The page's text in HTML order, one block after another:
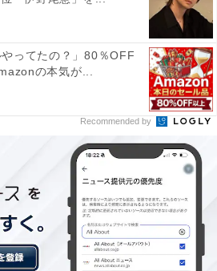
post on Instagram
やってたの？」80％OFF
の本気が...
Recommended by